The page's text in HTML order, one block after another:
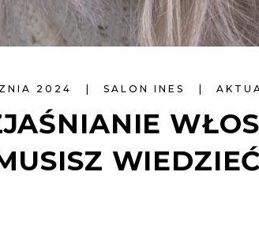
2024 SALON INES